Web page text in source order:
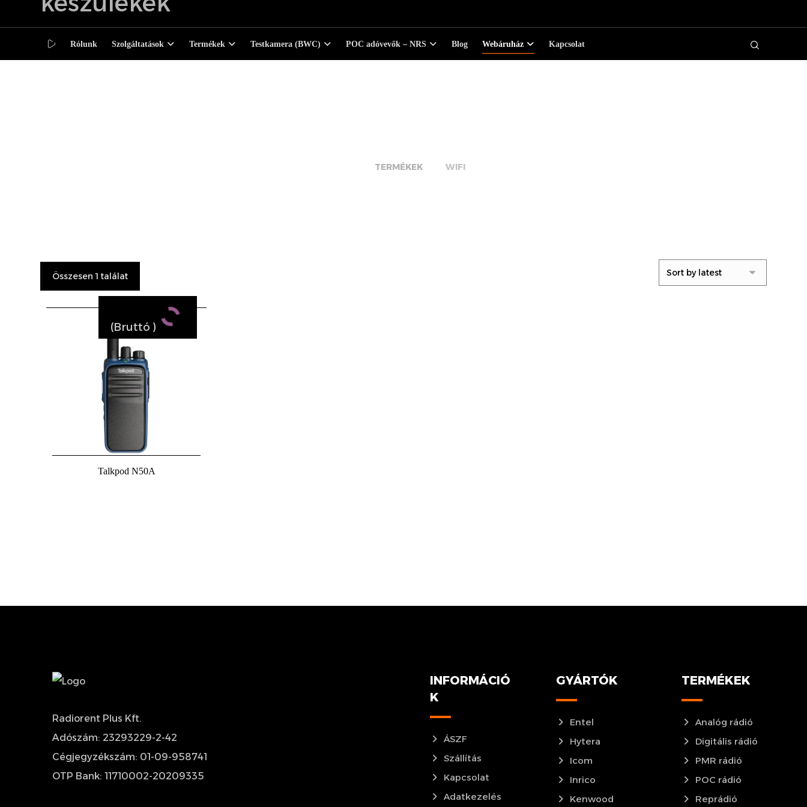
Rólunk Szolgáltatások Termékek Testkamera (BWC) POC adóvevők – NRS Blog Webáruház Kapcsolat
TERMÉKEK WIFI
Összesen 1 találat
Talkpod N50A
(Bruttó )
Radiorent Plus Kft.
Adószám: 23293229-2-42
Cégjegyzékszám: 01-09-958741
OTP Bank: 11710002-20209335
INFORMÁCIÓ
K
ÁSZF
Szállítás
Kapcsolat
Adatkezelés
GYÁRTÓK
Entel
Hytera
Icom
Inrico
Kenwood
TERMÉKEK
Analóg rádió
Digitális rádió
PMR rádió
POC rádió
Reprádió